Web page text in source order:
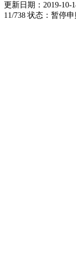
更新日期： 2019-10-
11/738 状态： 暂停申